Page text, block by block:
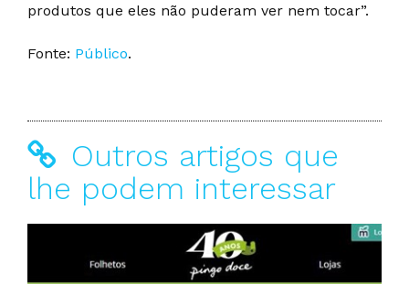
produtos que eles não puderam ver nem tocar”.
Fonte: Público.
Outros artigos que
lhe podem interessar